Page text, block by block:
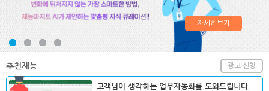
자세히보기
광고 신청
추천재능
고객님이 생각하는 업무자동화를 도와드립니다.